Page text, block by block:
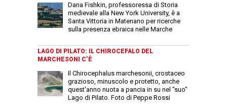
Dana Fishkin, professoressa di Storia
medievale alla New York University, è a
Santa Vittoria in Matenano per ricerche
sulla presenza ebraica nelle Marche
LAGO DI PILATO: IL CHIROCEFALO DEL
MARCHESONI C’È
Il Chirocephalus marchesonii, crostaceo
grazioso, minuscolo e protetto, anche
quest'anno nuota a pancia in su nel "suo"
Lago di Pilato. Foto di Peppe Rossi